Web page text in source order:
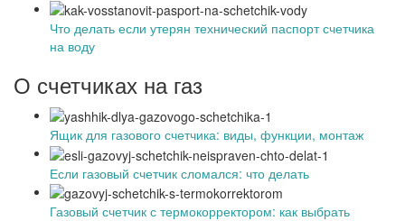
Что делать если утерян технический паспорт счетчика
на воду
О счетчиках на газ
Ящик для газового счетчика: виды, функции, монтаж
Если газовый счетчик сломался: что делать
Газовый счетчик с термокорректором: как выбрать